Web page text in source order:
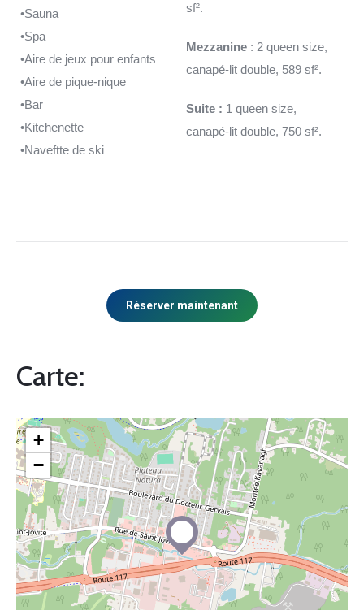
•Sauna
•Spa
•Aire de jeux pour enfants
•Aire de pique-nique
•Bar
•Kitchenette
•Naveftte de ski
sf².
Mezzanine : 2 queen size,
canapé-lit double, 589 sf².
Suite : 1 queen size,
canapé-lit double, 750 sf².
Réserver maintenant
Carte:
+
−